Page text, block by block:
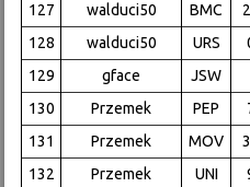
127
walduci50 BMC
128
walduci50 URS
129
gface JSW
130
Przemek PEP
131
Przemek MOV
132
Przemek UNI